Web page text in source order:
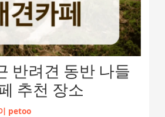
반려견 동반 나들
추천 장소
petoo